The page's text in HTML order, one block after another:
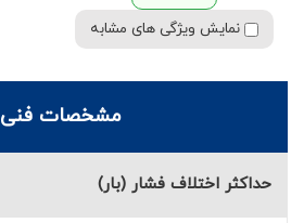
نمایش ویژگی های مشابه
مشخصات فنی
حداکثر اختلاف فشار (بار)